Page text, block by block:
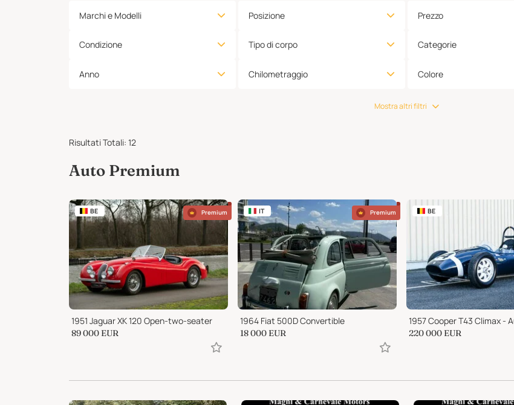
Marchi e Modelli
Condizione
Anno
Posizione
Tipo di corpo
Chilometraggio
Prezzo
Categorie
Colore
Mostra altri filtri
Risultati Totali: 12
Auto Premium
BE Premium
1951 Jaguar XK 120 Open-two-seater
89 000 EUR
IT Premium
1964 Fiat 500D Convertible
18 000 EUR
BE
220 000 EUR